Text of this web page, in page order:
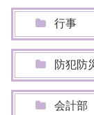
行事
防犯防
会計部